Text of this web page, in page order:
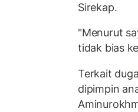
Sirekap.
"Menurut
tidak bias
Terkait
dipimpin